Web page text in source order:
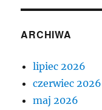
ARCHIWA
lipiec 2026
czerwiec 2026
maj 2026